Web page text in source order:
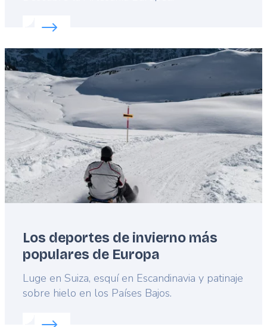
Read more about:
Featured
image
Los deportes de invierno más
populares de Europa
Lead
Luge en Suiza, esquí en Escandinavia y patinaje
sobre hielo en los Países Bajos.
Read more about: